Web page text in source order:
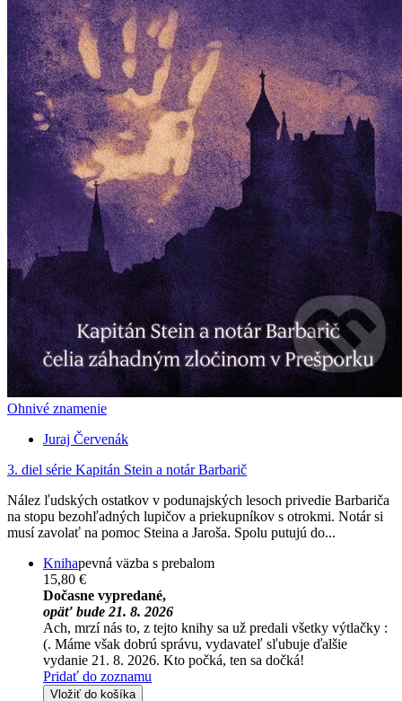
Ohnivé znamenie
Juraj Červenák
3. diel série Kapitán Stein a notár Barbarič
Nález ľudských ostatkov v podunajských lesoch privedie Barbariča
na stopu bezohľadných lupičov a priekupníkov s otrokmi. Notár si
musí zavolať na pomoc Steina a Jaroša. Spolu putujú do...
Knihapevná väzba s prebalom
15,80 €
Dočasne vypredané,
opäť bude 21. 8. 2026
Ach, mrzí nás to, z tejto knihy sa už predali všetky výtlačky :
(. Máme však dobrú správu, vydavateľ sľubuje ďalšie
vydanie 21. 8. 2026. Kto počká, ten sa dočká!
Pridať do zoznamu
Vložiť do košíka